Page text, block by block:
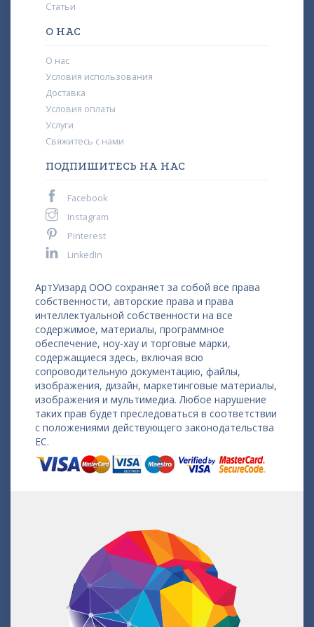
Статьи
О НАС
О нас
Условия использования
Доставка
Условия оплаты
Услуги
Свяжитесь с нами
ПОДПИШИТЕСЬ НА НАС
Facebook
Instagram
Pinterest
LinkedIn
АртУизард ООО сохраняет за собой все права
собственности, авторские права и права
интеллектуальной собственности на все
содержимое, материалы, программное
обеспечение, ноу-хау и торговые марки,
содержащиеся здесь, включая всю
сопроводительную документацию, файлы,
изображения, дизайн, маркетинговые материалы,
изображения и мультимедиа. Любое нарушение
таких прав будет преследоваться в соответствии
с положениями действующего законодательства
ЕС.